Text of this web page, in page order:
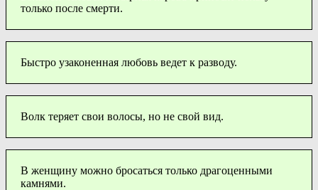
только после смерти.
Быстро узаконенная любовь ведет к разводу.
Волк теряет свои волосы, но не свой вид.
В женщину можно бросаться только драгоценными
камнями.